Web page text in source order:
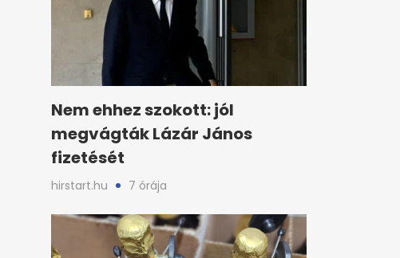
Nem ehhez szokott: jól
megvágták Lázár János
fizetését
hirstart.hu 7 órája